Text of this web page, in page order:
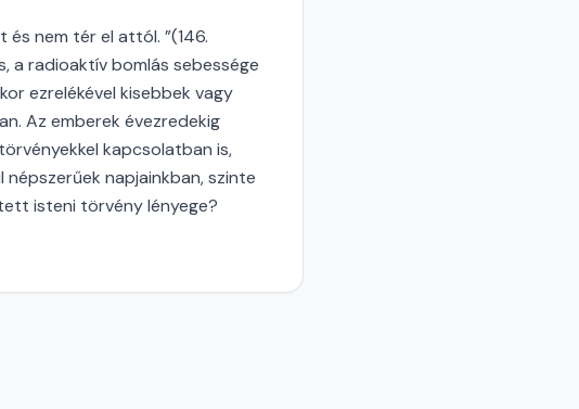
nem tér el attól. ”(146.
a radioaktív bomlás sebessége
ezrelékével kisebbek vagy
Az emberek évezredekig
kapcsolatban is,
napjainkban, szinte
isteni törvény lényege?